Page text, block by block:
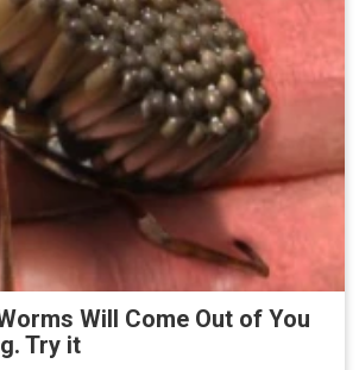
Will Come Out of You
Try it